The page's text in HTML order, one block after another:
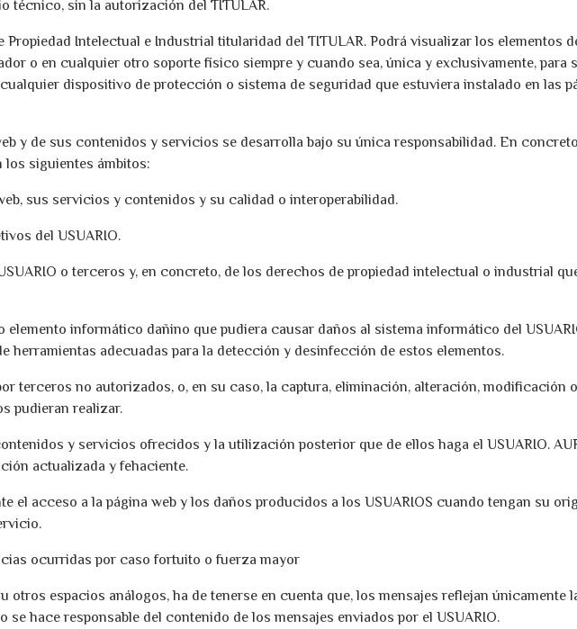
técnico, sin la autorización del TITULAR.
Propiedad Intelectual e Industrial titularidad del TITULAR. Podrá visualizar los elementos
o en cualquier otro soporte físico siempre y cuando sea, única y exclusivamente, para
dispositivo de protección o sistema de seguridad que estuviera instalado en las
y de sus contenidos y servicios se desarrolla bajo su única responsabilidad. En
los siguientes ámbitos:
sus servicios y contenidos y su calidad o interoperabilidad.
del USUARIO.
o terceros y, en concreto, de los derechos de propiedad intelectual o industrial
informático dañino que pudiera causar daños al sistema informático del
herramientas adecuadas para la detección y desinfección de estos elementos.
terceros no autorizados, o, en su caso, la captura, eliminación, alteración, modificación
pudieran realizar.
y servicios ofrecidos y la utilización posterior que de ellos haga el USUARIO.
actualizada y fehaciente.
el acceso a la página web y los daños producidos a los USUARIOS cuando tengan su
ocurridas por caso fortuito o fuerza mayor
espacios análogos, ha de tenerse en cuenta que, los mensajes reflejan únicamente
se hace responsable del contenido de los mensajes enviados por el USUARIO.